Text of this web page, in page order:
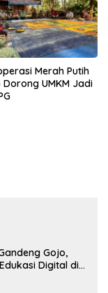
Merah Putih
Dorong UMKM Jadi
Gojo,
Digital di